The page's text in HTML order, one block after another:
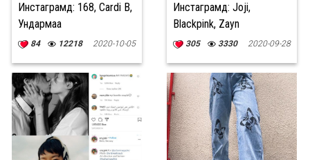
Инстаграмд: 168, Cardi B,
Ундармаа
84 12218 2020-10-05
Инстаграмд: Joji,
Blackpink, Zayn
305 3330 2020-09-28